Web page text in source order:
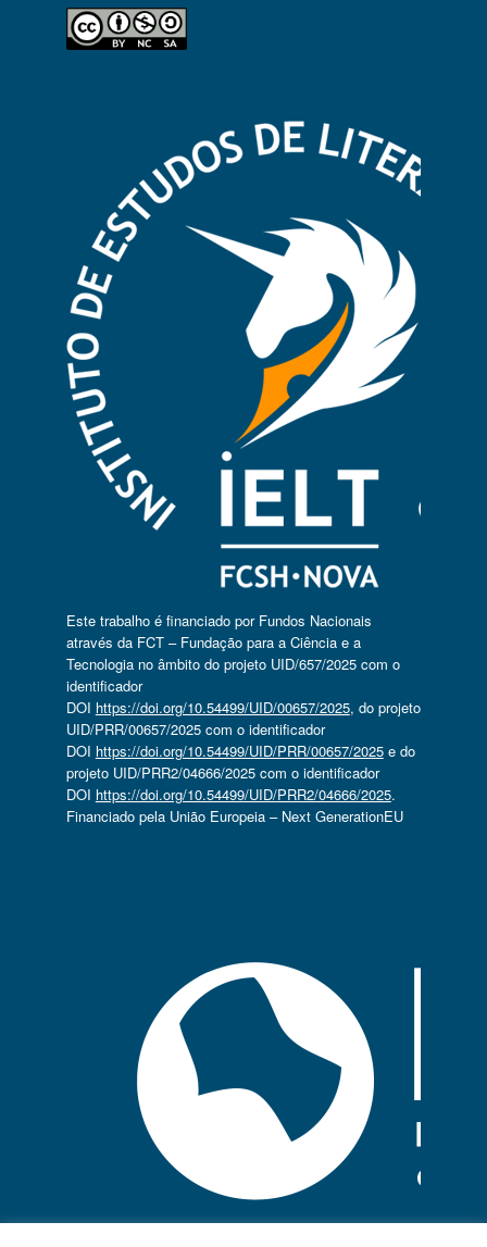
Este trabalho é financiado por Fundos Nacionais
através da FCT – Fundação para a Ciência e a
Tecnologia no âmbito do projeto UID/657/2025 com o
identificador
DOI https://doi.org/10.54499/UID/00657/2025, do projeto
UID/PRR/00657/2025 com o identificador
DOI https://doi.org/10.54499/UID/PRR/00657/2025e do
projeto UID/PRR2/04666/2025 com o identificador
DOI https://doi.org/10.54499/UID/PRR2/04666/2025.
Financiado pela União Europeia – Next GenerationEU